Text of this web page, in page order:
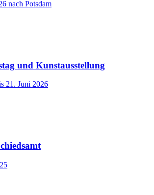
nach Potsdam
und Kunstausstellung
21. Juni 2026